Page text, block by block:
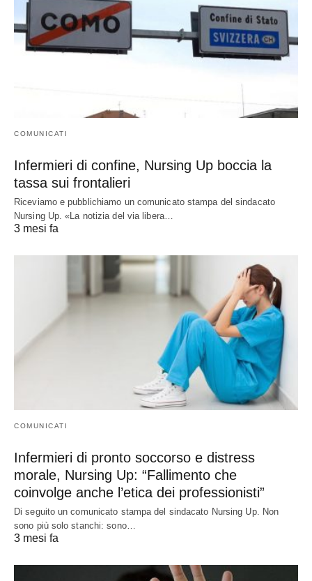
COMUNICATI
Infermieri di confine, Nursing Up boccia la
tassa sui frontalieri
Riceviamo e pubblichiamo un comunicato stampa del sindacato
Nursing Up. «La notizia del via libera…
3 mesi fa
COMUNICATI
Infermieri di pronto soccorso e distress
morale, Nursing Up: “Fallimento che
coinvolge anche l’etica dei professionisti”
Di seguito un comunicato stampa del sindacato Nursing Up. Non
sono più solo stanchi: sono…
3 mesi fa